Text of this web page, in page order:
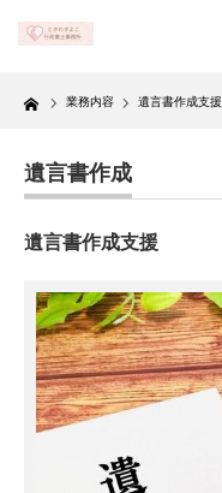
Home 業務内容 遺言書作成支援
遺言書作成
遺言書作成支援